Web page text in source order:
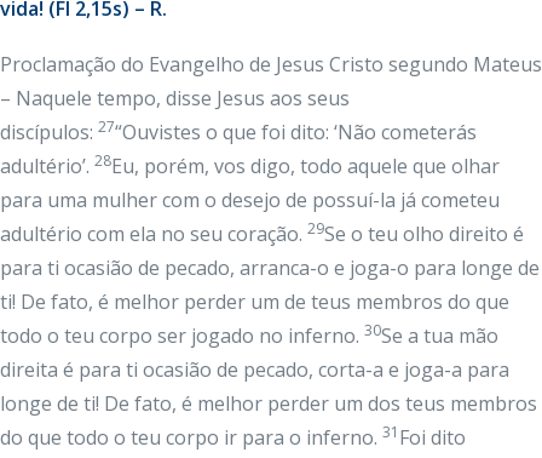
vida! (Fl 2,15s) – R.
Proclamação do Evangelho de Jesus Cristo segundo Mateus
– Naquele tempo, disse Jesus aos seus
discípulos: 27“Ouvistes o que foi dito: ‘Não cometerás
adultério’. 28Eu, porém, vos digo, todo aquele que olhar
para uma mulher com o desejo de possuí-la já cometeu
adultério com ela no seu coração. 29Se o teu olho direito é
para ti ocasião de pecado, arranca-o e joga-o para longe de
ti! De fato, é melhor perder um de teus membros do que
todo o teu corpo ser jogado no inferno. 30Se a tua mão
direita é para ti ocasião de pecado, corta-a e joga-a para
longe de ti! De fato, é melhor perder um dos teus membros
do que todo o teu corpo ir para o inferno. 31 Foi dito